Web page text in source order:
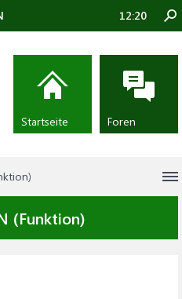
(Funktion)
12:20
Startseite Foren